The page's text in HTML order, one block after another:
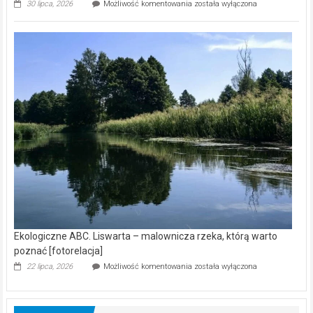
30 lipca, 2026 Możliwość komentowania Ekologiczne
kamerą
wśród
została wyłączona
Ekologiczne ABC. Liswarta – malownicza rzeka, którą warto
poznać [fotorelacja]
22 lipca, 2026 Możliwość komentowania Ekologiczne
–
została wyłączona